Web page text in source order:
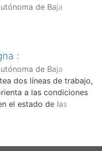
de Baja
de Economía y
Kevin Sander
Martha Cecilia
:
de Baja
de Economía y
2019)
Yasser Ernesto
Erika
dos líneas de trabajo,
a las condiciones
el estado de las
que la población de